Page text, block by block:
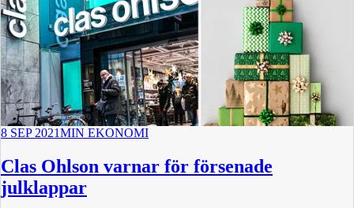
8 SEP 2021MIN EKONOMI
Clas Ohlson varnar för försenade
julklappar